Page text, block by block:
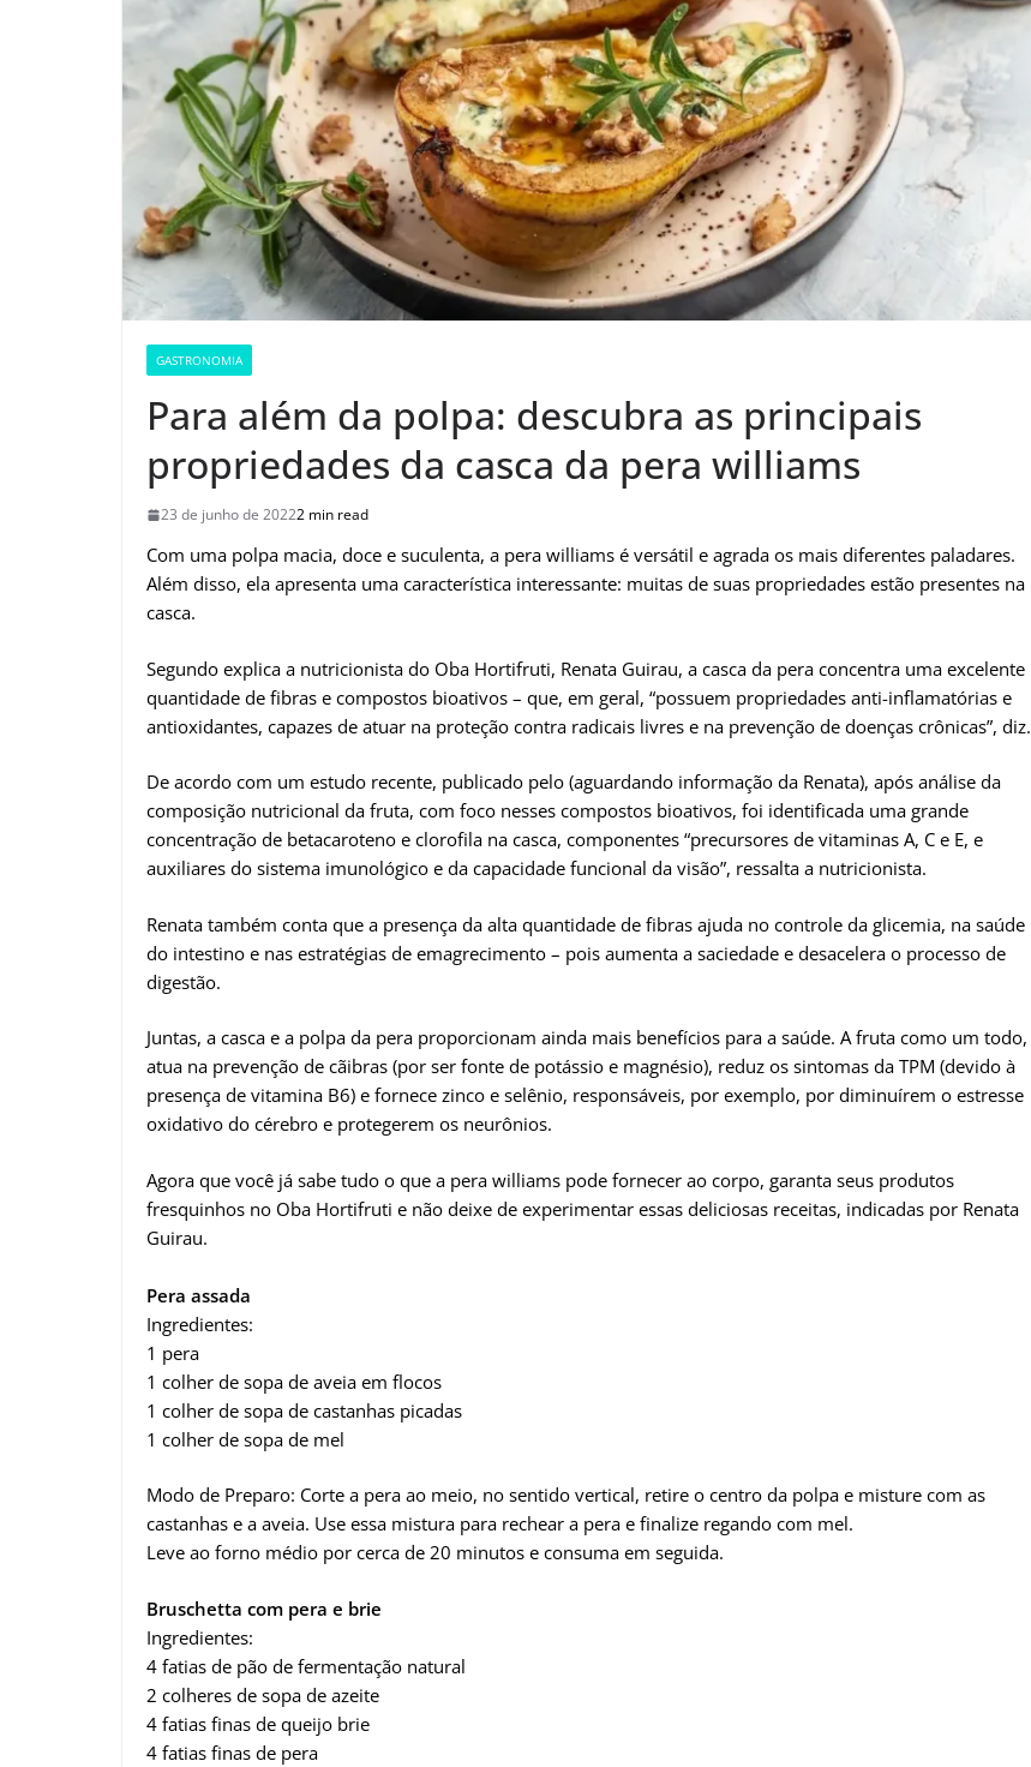
GASTRONOMIA
Para além da polpa: descubra as principais
propriedades da casca da pera williams
23 de junho de 20222 min read
Com uma polpa macia, doce e suculenta, a pera williams é versátil e agrada os mais diferentes paladares.
Além disso, ela apresenta uma característica interessante: muitas de suas propriedades estão presentes na
casca.
Segundo explica a nutricionista do Oba Hortifruti, Renata Guirau, a casca da pera concentra uma excelente
quantidade de fibras e compostos bioativos – que, em geral, “possuem propriedades anti-inflamatórias e
antioxidantes, capazes de atuar na proteção contra radicais livres e na prevenção de doenças crônicas”, diz.
De acordo com um estudo recente, publicado pelo (aguardando informação da Renata), após análise da
composição nutricional da fruta, com foco nesses compostos bioativos, foi identificada uma grande
concentração de betacaroteno e clorofila na casca, componentes “precursores de vitaminas A, C e E, e
auxiliares do sistema imunológico e da capacidade funcional da visão”, ressalta a nutricionista.
Renata também conta que a presença da alta quantidade de fibras ajuda no controle da glicemia, na saúde
do intestino e nas estratégias de emagrecimento – pois aumenta a saciedade e desacelera o processo de
digestão.
Juntas, a casca e a polpa da pera proporcionam ainda mais benefícios para a saúde. A fruta como um todo,
atua na prevenção de cãibras (por ser fonte de potássio e magnésio), reduz os sintomas da TPM (devido à
presença de vitamina B6) e fornece zinco e selênio, responsáveis, por exemplo, por diminuírem o estresse
oxidativo do cérebro e protegerem os neurônios.
Agora que você já sabe tudo o que a pera williams pode fornecer ao corpo, garanta seus produtos
fresquinhos no Oba Hortifruti e não deixe de experimentar essas deliciosas receitas, indicadas por Renata
Guirau.
Pera assada
Ingredientes:
1 pera
1 colher de sopa de aveia em flocos
1 colher de sopa de castanhas picadas
1 colher de sopa de mel
Modo de Preparo: Corte a pera ao meio, no sentido vertical, retire o centro da polpa e misture com as
castanhas e a aveia. Use essa mistura para rechear a pera e finalize regando com mel.
Leve ao forno médio por cerca de 20 minutos e consuma em seguida.
Bruschetta com pera e brie
Ingredientes:
4 fatias de pão de fermentação natural
2 colheres de sopa de azeite
4 fatias finas de queijo brie
4 fatias finas de pera